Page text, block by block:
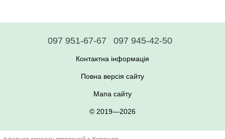
097 951-67-67 097 945-42-50
Контактна інформація
Повна версія сайту
Мапа сайту
© 2019—2026